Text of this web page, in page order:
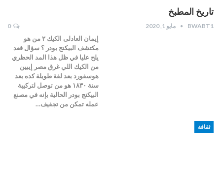
تاريخ المطبخ
BWABT1 مايو 1, 2020 0
إيمان العادلى الكيك ٢ من هو
مكتشف البيكنج بودر ؟ سؤال قعد
يلح عليا في ظل هذا المد الحظري
من الكيك اللي غرق مصر إيبين
هوسفورد بعد لفة طويلة كده بعد
سنة ١٨٣٠ هو من توصل لتركيبة
البيكنج بودر الحالية بإنه في مصنع
عمله تمكن من تجفيف…
ثقافة